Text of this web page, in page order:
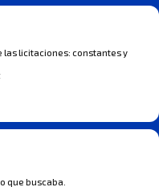
licitaciones: constantes y
que buscaba.